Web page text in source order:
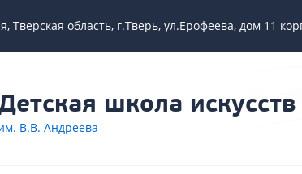
Тверская область, г.Тверь, ул.Ерофеева, дом 11
школа искусств
В.В. Андреева